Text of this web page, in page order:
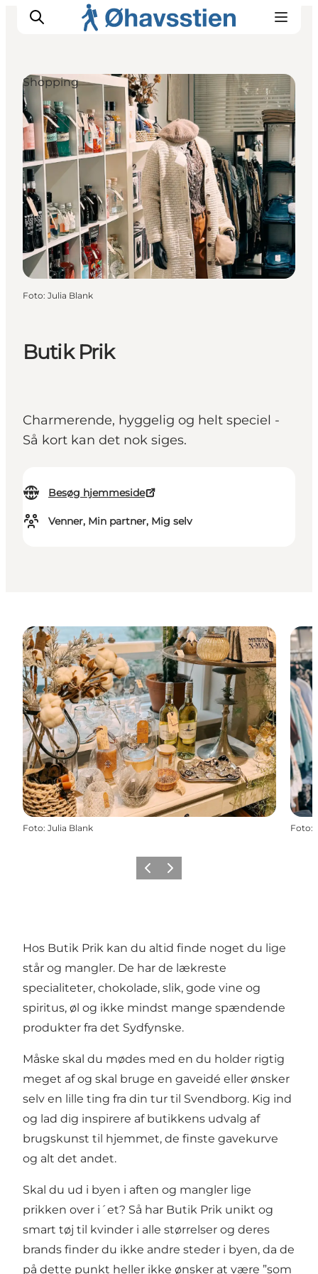
Inspiration
Vandreruter
Planlægning
Butik Prik
Charmerende, hyggelig og helt speciel -
Så kort kan det nok siges.
Besøg hjemmeside
Venner, Min partner, Mig selv
Shopping
Foto: Julia Blank
Foto: Julia Blank Foto:
ForrigeNæste
Hos Butik Prik kan du altid finde noget du lige
står og mangler. De har de lækreste
specialiteter, chokolade, slik, gode vine og
spiritus, øl og ikke mindst mange spændende
produkter fra det Sydfynske.
Måske skal du mødes med en du holder rigtig
meget af og skal bruge en gaveidé eller ønsker
selv en lille ting fra din tur til Svendborg. Kig ind
og lad dig inspirere af butikkens udvalg af
brugskunst til hjemmet, de finste gavekurve
og alt det andet.
Skal du ud i byen i aften og mangler lige
prikken over i´et? Så har Butik Prik unikt og
smart tøj til kvinder i alle størrelser og deres
brands finder du ikke andre steder i byen, da de
på dette punkt heller ikke ønsker at være ”som